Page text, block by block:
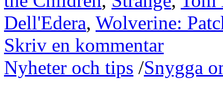
Dell'Edera, Wolverine:
Skriv en kommentar
Nyheter och tips /Snygga